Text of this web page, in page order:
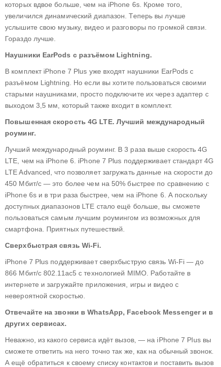
которых вдвое больше, чем на iPhone 6s. Кроме того,
увеличился динамический диапазон. Теперь вы лучше
услышите свою музыку, видео и разговоры по громкой связи.
Гораздо лучше.
Наушники EarPods с разъёмом Lightning.
В комплект iPhone 7 Plus уже входят наушники ЕаrPods с
разъёмом Lightning. Но если вы хотите пользоваться своими
старыми наушниками, просто подключите их через адаптер с
выходом 3,5 мм, который также входит в комплект.
Повышенная скорость 4G LTE. Лучший международный
роуминг.
Лучший международный роуминг. В 3 раза выше скорость 4G
LTE, чем на iPhone 6. iPhone 7 Plus поддерживает стандарт 4G
LTE Advanced, что позволяет загружать данные на скорости до
450 Мбит/с — это более чем на 50% быстрее по сравнению с
iPhone 6s и в три раза быстрее, чем на iPhone 6. А поскольку
доступных диапазонов LTE стало ещё больше, вы сможете
пользоваться самым лучшим роумингом из возможных для
смартфона. Приятных путешествий.
Сверхбыстрая связь Wi-Fi.
iPhone 7 Plus поддерживает сверхбыструю связь Wi-Fi — до
866 Мбит/с 802.11ac5 с технологией MIMO. Работайте в
интернете и загружайте приложения, игры и видео с
невероятной скоростью.
Отвечайте на звонки в WhatsApp, Facebook Messenger и в
других сервисах.
Неважно, из какого сервиса идёт вызов, — на iPhone 7 Plus вы
сможете ответить на него точно так же, как на обычный звонок.
А ещё обратиться к своему списку контактов и поставить вызов